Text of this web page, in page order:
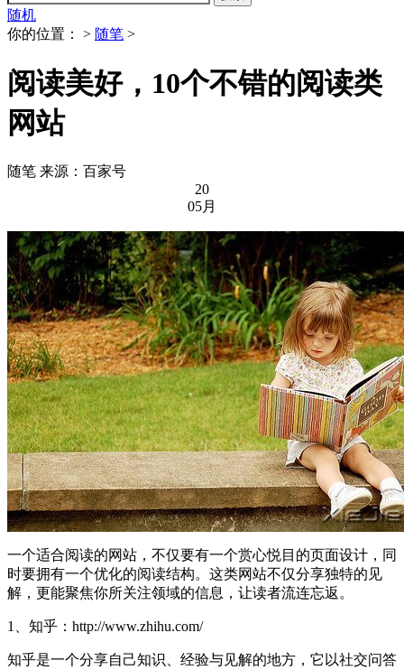
随机
你的位置：
> 随笔 >
阅读美好，10个不错的阅读类
网站
随笔 来源：百家号
20
05月
一个适合阅读的网站，不仅要有一个赏心悦目的页面设计，同
时要拥有一个优化的阅读结构。这类网站不仅分享独特的见
解，更能聚焦你所关注领域的信息，让读者流连忘返。
1、知乎：http://www.zhihu.com/
知乎是一个分享自己知识、经验与见解的地方，它以社交问答